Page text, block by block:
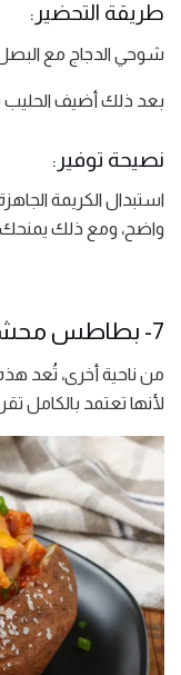
طريقة التحضير:
شوحي الدجاج مع
بعد ذلك أضيف الحليب
نصيحة توفير:
استبدال الكريمة
واضح، ومع ذلك يمنحك
7- بطاطس محشية ببواقي الدجاج
من ناحية أخرى، تُعد
لأنها تعتمد بالكامل